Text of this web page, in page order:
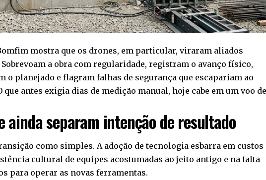
mostra que os drones, em particular, viraram aliados
a obra com regularidade, registram o avanço físico,
o planejado e flagram falhas de segurança que escapariam ao
antes exigia dias de medição manual, hoje cabe em um voo
ainda separam intenção de resultado
como simples. A adoção de tecnologia esbarra em custos
cultural de equipes acostumadas ao jeito antigo e na falta
para operar as novas ferramentas.